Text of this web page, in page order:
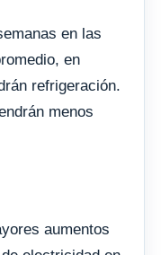
en las
en
refrigeración.
menos
aumentos